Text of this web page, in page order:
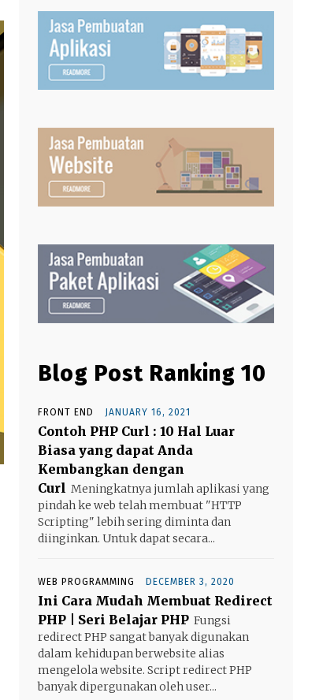
Blog Post Ranking 10
FRONT END JANUARY 16, 2021
Contoh PHP Curl : 10 Hal Luar
Biasa yang dapat Anda
Kembangkan dengan
Curl Meningkatnya jumlah aplikasi yang
pindah ke web telah membuat "HTTP
Scripting" lebih sering diminta dan
diinginkan. Untuk dapat secara...
WEB PROGRAMMING DECEMBER 3, 2020
Ini Cara Mudah Membuat Redirect
PHP | Seri Belajar PHP Fungsi
redirect PHP sangat banyak digunakan
dalam kehidupan berwebsite alias
mengelola website. Script redirect PHP
banyak dipergunakan oleh user...